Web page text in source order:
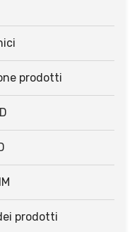
prodotti
prodotti